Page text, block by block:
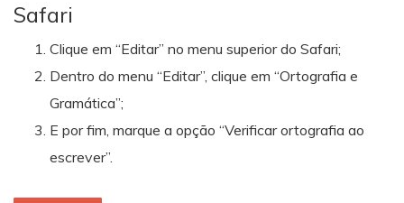
Safari
Clique em “Editar” no menu superior do Safari;
Dentro do menu “Editar”, clique em “Ortografia e
Gramática”;
E por fim, marque a opção “Verificar ortografia ao
escrever”.